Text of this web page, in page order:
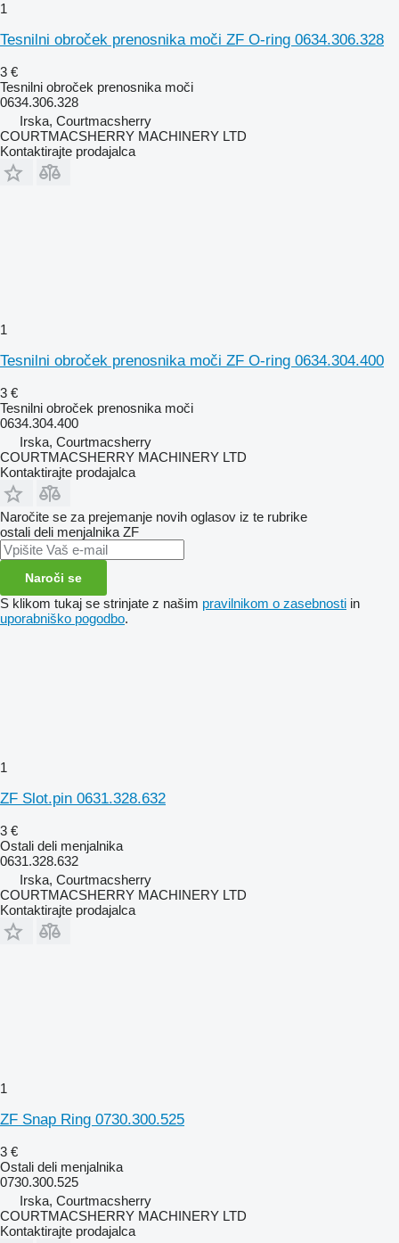
1
Tesnilni obroček prenosnika moči ZF O-ring 0634.306.328
3 €
Tesnilni obroček prenosnika moči
0634.306.328
Irska, Courtmacsherry
COURTMACSHERRY MACHINERY LTD
Kontaktirajte prodajalca
1
Tesnilni obroček prenosnika moči ZF O-ring 0634.304.400
3 €
Tesnilni obroček prenosnika moči
0634.304.400
Irska, Courtmacsherry
COURTMACSHERRY MACHINERY LTD
Kontaktirajte prodajalca
Naročite se za prejemanje novih oglasov iz te rubrike
ostali deli menjalnika ZF
Naroči se
S klikom tukaj se strinjate z našim pravilnikom o zasebnosti in
uporabniško pogodbo.
1
ZF Slot.pin 0631.328.632
3 €
Ostali deli menjalnika
0631.328.632
Irska, Courtmacsherry
COURTMACSHERRY MACHINERY LTD
Kontaktirajte prodajalca
1
ZF Snap Ring 0730.300.525
3 €
Ostali deli menjalnika
0730.300.525
Irska, Courtmacsherry
COURTMACSHERRY MACHINERY LTD
Kontaktirajte prodajalca